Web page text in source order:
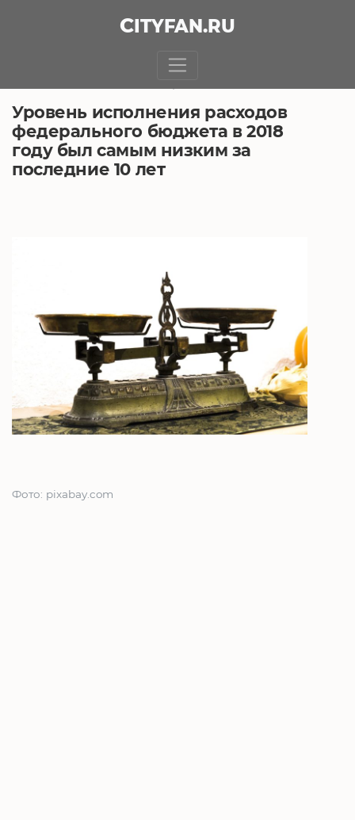
CITYFAN.RU
Уровень исполнения расходов
федерального бюджета в 2018
году был самым низким за
последние 10 лет
Фото: pixabay.com